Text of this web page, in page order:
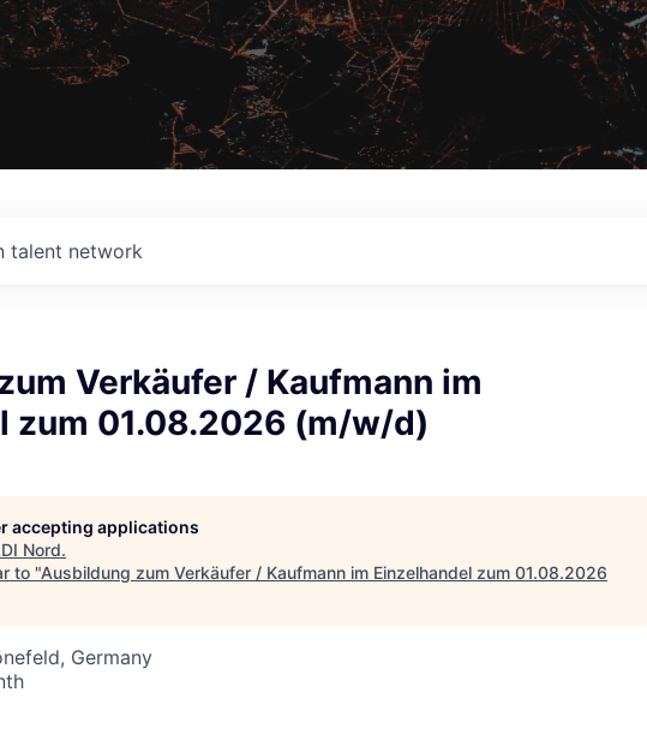
talent network
Verkäufer / Kaufmann im
zum 01.08.2026 (m/w/d)
accepting applications
Nord.
to "Ausbildung zum Verkäufer / Kaufmann im Einzelhandel zum 01.08.2026
Germany